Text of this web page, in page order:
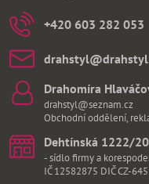
+420 603 282 053
Drahomíra
drahstyl@seznam.cz
Obchodní oddělení,
Dehtínská 1222/
- sídlo firmy a
IČ 12582875 DIČ CZ-